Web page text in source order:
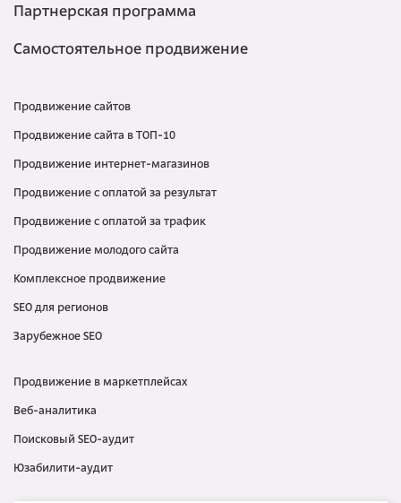
Партнерская программа
Самостоятельное продвижение
Продвижение сайтов
Продвижение сайта в ТОП-10
Продвижение интернет-магазинов
Продвижение с оплатой за результат
Продвижение с оплатой за трафик
Продвижение молодого сайта
Комплексное продвижение
SEO для регионов
Зарубежное SEO
Продвижение в маркетплейсах
Веб-аналитика
Поисковый SEO-аудит
Юзабилити-аудит